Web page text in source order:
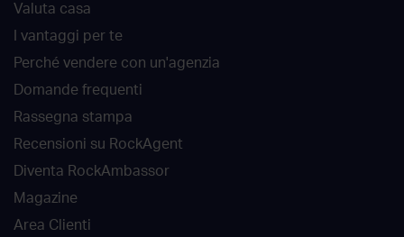
Valuta casa
I vantaggi per te
Perché vendere con un'agenzia
Domande frequenti
Rassegna stampa
Recensioni su RockAgent
Diventa RockAmbassor
Magazine
Area Clienti